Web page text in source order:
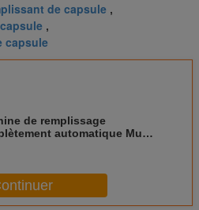
de capsule ,
,
capsule
de remplissage
automatique Muti-